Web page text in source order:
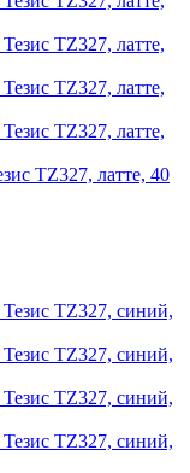
TZ327, латте, 40